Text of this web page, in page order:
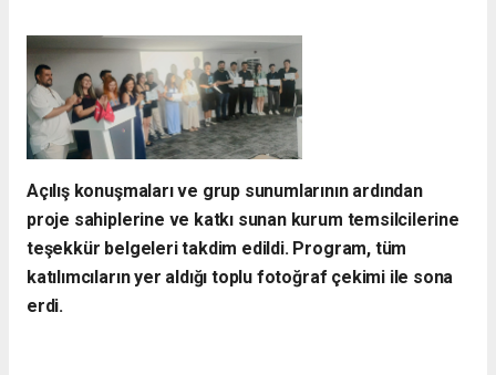
​Açılış konuşmaları ve grup sunumlarının ardından
proje sahiplerine ve katkı sunan kurum temsilcilerine
teşekkür belgeleri takdim edildi. Program, tüm
katılımcıların yer aldığı toplu fotoğraf çekimi ile sona
erdi.